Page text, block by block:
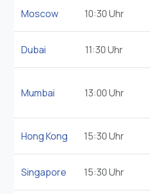
Moscow 10:30 Uhr
Dubai 11:30 Uhr
Mumbai 13:00 Uhr
Hong Kong 15:30 Uhr
Singapore 15:30 Uhr